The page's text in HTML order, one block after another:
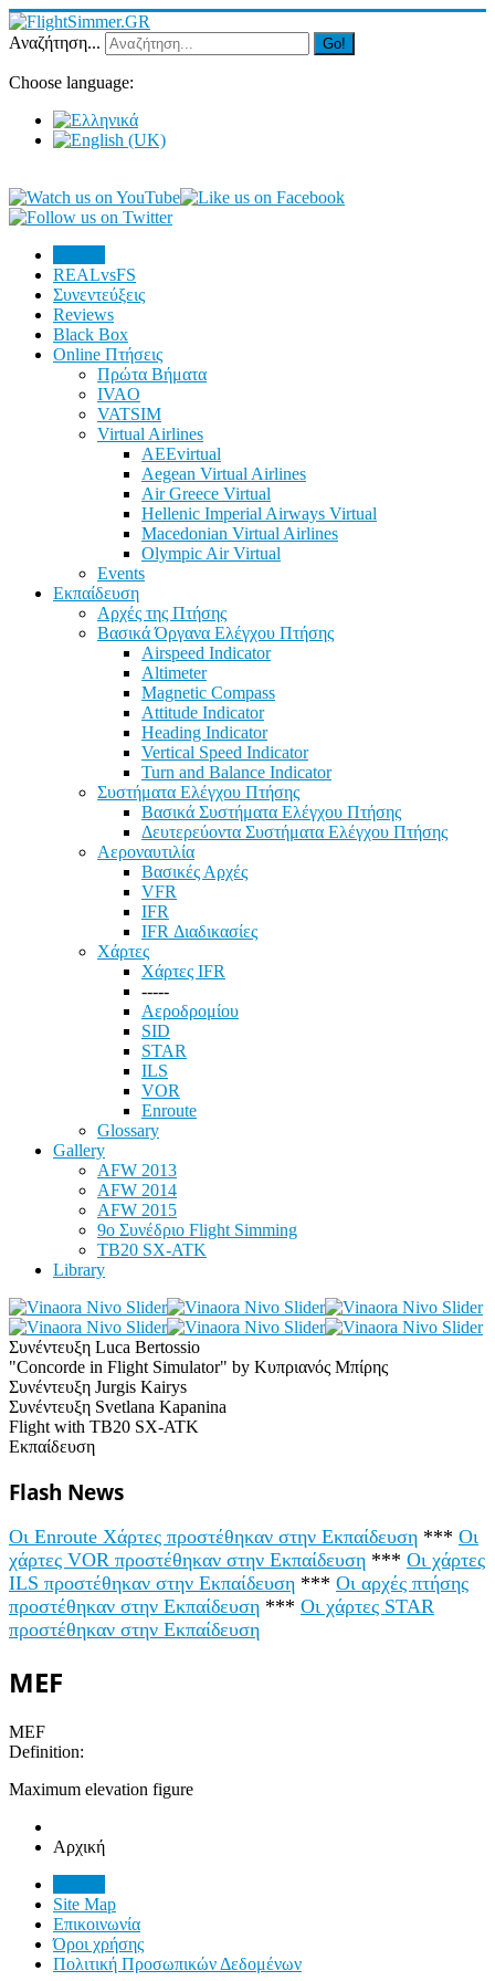
Αναζήτηση... Go!
Choose language:
REALvsFS
Συνεντεύξεις
Reviews
Black Box
Online Πτήσεις
Πρώτα Βήματα
IVAO
VATSIM
Virtual Airlines
AEEvirtual
Aegean Virtual Airlines
Air Greece Virtual
Hellenic Imperial Airways Virtual
Macedonian Virtual Airlines
Olympic Air Virtual
Events
Εκπαίδευση
Αρχές της Πτήσης
Βασικά Όργανα Ελέγχου Πτήσης
Airspeed Indicator
Altimeter
Magnetic Compass
Attitude Indicator
Heading Indicator
Vertical Speed Indicator
Turn and Balance Indicator
Συστήματα Ελέγχου Πτήσης
Βασικά Συστήματα Ελέγχου Πτήσης
Δευτερεύοντα Συστήματα Ελέγχου Πτήσης
Αεροναυτιλία
Βασικές Αρχές
VFR
IFR
IFR Διαδικασίες
Χάρτες
Χάρτες IFR
-----
Αεροδρομίου
SID
STAR
ILS
VOR
Enroute
Glossary
Gallery
AFW 2013
AFW 2014
AFW 2015
9ο Συνέδριο Flight Simming
TB20 SX-ATK
Library
Συνέντευξη Luca Bertossio
"Concorde in Flight Simulator" by Κυπριανός Μπίρης
Συνέντευξη Jurgis Kairys
Συνέντευξη Svetlana Kapanina
Flight with TB20 SX-ATK
Εκπαίδευση
Flash News
Οι Enroute Χάρτες προστέθηκαν στην Εκπαίδευση *** Οι
χάρτες VOR προστέθηκαν στην Εκπαίδευση *** Οι χάρτες
ILS προστέθηκαν στην Εκπαίδευση *** Οι αρχές πτήσης
προστέθηκαν στην Εκπαίδευση *** Οι χάρτες STAR
προστέθηκαν στην Εκπαίδευση
MEF
MEF
Definition:
Maximum elevation figure
Αρχική
Site Map
Επικοινωνία
Όροι χρήσης
Πολιτική Προσωπικών Δεδομένων